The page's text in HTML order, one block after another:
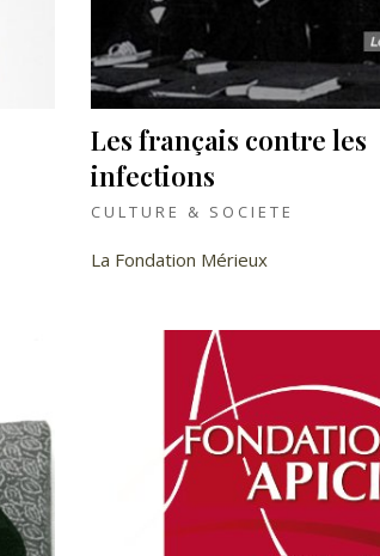
Les français contre les
infections
CULTURE & SOCIETE
La Fondation Mérieux